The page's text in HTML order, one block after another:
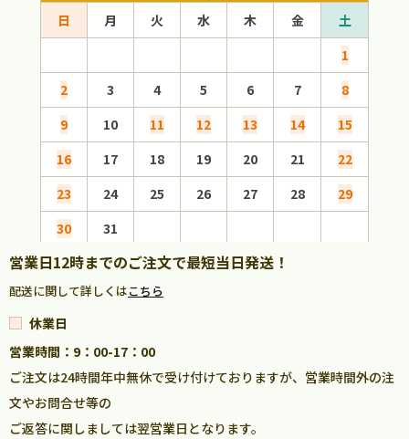
日 月 火 水 木 金
土
1
2
3 4 5 6 7
8
9
10 11 12 13 14
15
16
17 18 19 20 21
22
23
24 25 26 27 28
29
30
31
営業日12時までのご注文で最短当日発送！
配送に関して詳しくはこちら
休業日
営業時間：9：00-17：00
ご注文は24時間年中無休で受け付けておりますが、営業時間外の注
文やお問合せ等の
ご返答に関しましては翌営業日となります。